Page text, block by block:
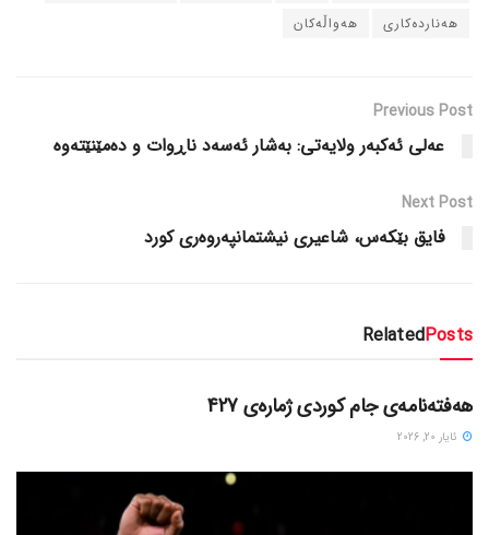
هه‌نارده‌کاری
هه‌واڵه‌کان
Previous Post
عه‌لی ئه‌کبه‌ر ولایه‌تی: به‌شار ئه‌سه‌د ناڕوات و ده‌مێنێته‌وه‌
Next Post
فایق بێکه‌س، شاعیری نیشتمانپه‌روه‌ری کورد
RelatedPosts
دسته‌بندی نشده
هەفتەنامەی جام کوردی ژمارەی 427
ئایار 20, 2026